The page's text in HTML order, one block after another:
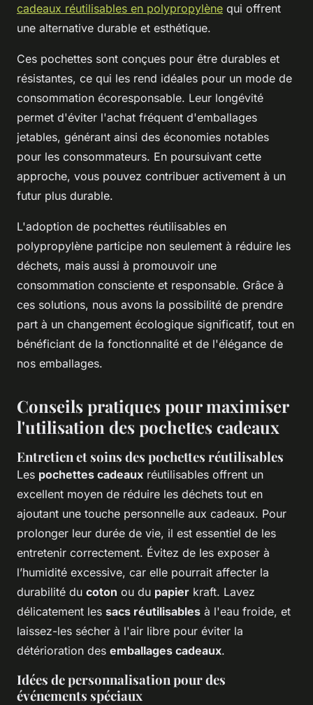
cadeaux réutilisables en polypropylène qui offrent
une alternative durable et esthétique.
Ces pochettes sont conçues pour être durables et
résistantes, ce qui les rend idéales pour un mode de
consommation écoresponsable. Leur longévité
permet d'éviter l'achat fréquent d'emballages
jetables, générant ainsi des économies notables
pour les consommateurs. En poursuivant cette
approche, vous pouvez contribuer activement à un
futur plus durable.
L'adoption de pochettes réutilisables en
polypropylène participe non seulement à réduire les
déchets, mais aussi à promouvoir une
consommation consciente et responsable. Grâce à
ces solutions, nous avons la possibilité de prendre
part à un changement écologique significatif, tout en
bénéficiant de la fonctionnalité et de l'élégance de
nos emballages.
Conseils pratiques pour maximiser
l'utilisation des pochettes cadeaux
Entretien et soins des pochettes réutilisables
Les pochettes cadeaux réutilisables offrent un
excellent moyen de réduire les déchets tout en
ajoutant une touche personnelle aux cadeaux. Pour
prolonger leur durée de vie, il est essentiel de les
entretenir correctement. Évitez de les exposer à
l’humidité excessive, car elle pourrait affecter la
durabilité du coton ou du papier kraft. Lavez
délicatement les sacs réutilisables à l'eau froide, et
laissez-les sécher à l'air libre pour éviter la
détérioration des emballages cadeaux.
Idées de personnalisation pour des
événements spéciaux